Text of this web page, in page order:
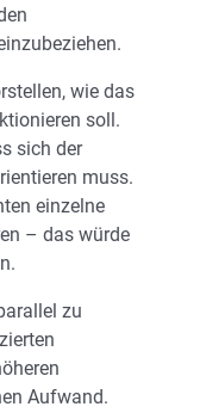
wie das
soll.
sich der
muss.
einzelne
– das würde
zu
Aufwand.